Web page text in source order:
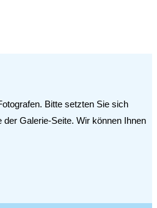
Bitte setzten Sie sich
Galerie-Seite. Wir können Ihnen